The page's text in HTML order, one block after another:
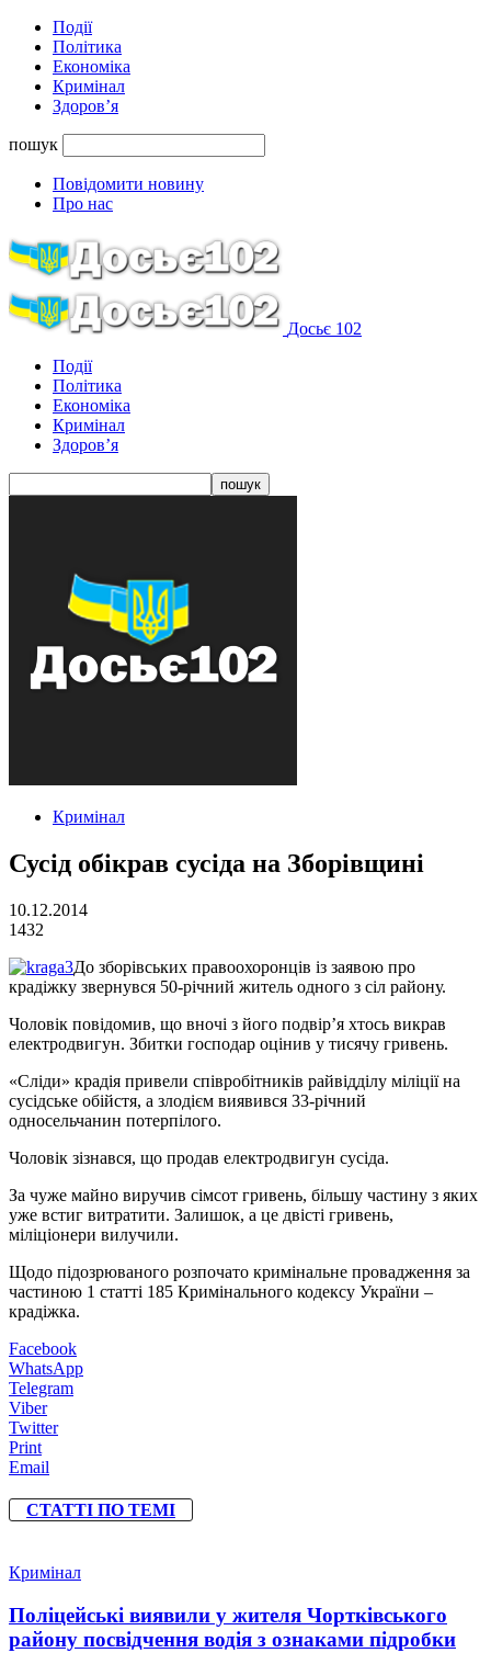
Події
Політика
Економіка
Кримінал
Здоров’я
пошук
Повідомити новину
Про нас
Досьє 102
Події
Політика
Економіка
Кримінал
Здоров’я
Кримінал
Сусід обікрав сусіда на Зборівщині
10.12.2014
1432
До зборівських правоохоронців із заявою про
крадіжку звернувся 50-річний житель одного з сіл району.
Чоловік повідомив, що вночі з його подвір’я хтось викрав
електродвигун. Збитки господар оцінив у тисячу гривень.
«Сліди» крадія привели співробітників райвідділу міліції на
сусідське обійстя, а злодієм виявився 33-річний
односельчанин потерпілого.
Чоловік зізнався, що продав електродвигун сусіда.
За чуже майно виручив сімсот гривень, більшу частину з яких
уже встиг витратити. Залишок, а це двісті гривень,
міліціонери вилучили.
Щодо підозрюваного розпочато кримінальне провадження за
частиною 1 статті 185 Кримінального кодексу України –
крадіжка.
Facebook
WhatsApp
Telegram
Viber
Twitter
Print
Email
СТАТТІ ПО ТЕМІ
Кримінал
Поліцейські виявили у жителя Чортківського
району посвідчення водія з ознаками підробки